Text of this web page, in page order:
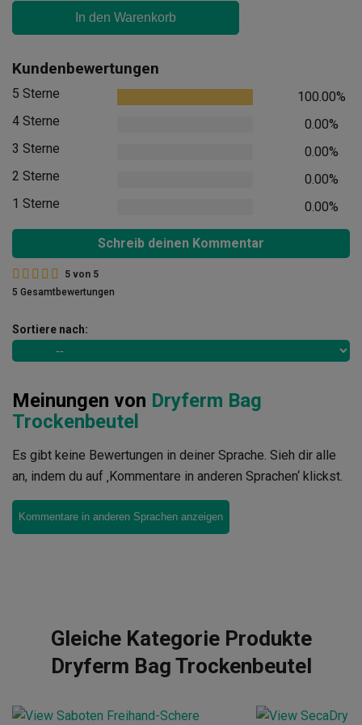
In den Warenkorb
Kundenbewertungen
5 Sterne
100.00%
4 Sterne
0.00%
3 Sterne
0.00%
2 Sterne
0.00%
1 Sterne
0.00%
Schreib deinen Kommentar
5 von 5
5 Gesamtbewertungen
Sortiere nach:
Meinungen von Dryferm Bag
Trockenbeutel
Es gibt keine Bewertungen in deiner Sprache. Sieh dir alle
an, indem du auf ‚Kommentare in anderen Sprachen‘ klickst.
Kommentare in anderen Sprachen anzeigen
Gleiche Kategorie Produkte
Dryferm Bag Trockenbeutel